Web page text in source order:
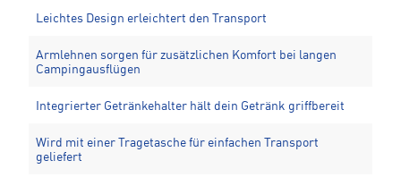
Leichtes Design erleichtert den Transport
Armlehnen sorgen für zusätzlichen Komfort bei langen
Campingausflügen
Integrierter Getränkehalter hält dein Getränk griffbereit
Wird mit einer Tragetasche für einfachen Transport
geliefert